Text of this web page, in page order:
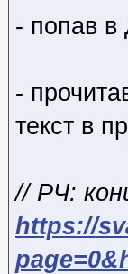
- попав в
-
текст в
// РЧ:
https://